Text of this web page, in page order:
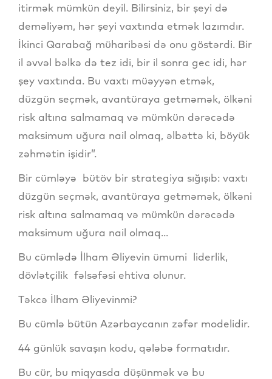
itirmək mümkün deyil. Bilirsiniz, bir şeyi də
deməliyəm, hər şeyi vaxtında etmək lazımdır.
İkinci Qarabağ müharibəsi də onu göstərdi. Bir
il əvvəl bəlkə də tez idi, bir il sonra gec idi, hər
şey vaxtında. Bu vaxtı müəyyən etmək,
düzgün seçmək, avantüraya getməmək, ölkəni
risk altına salmamaq və mümkün dərəcədə
maksimum uğura nail olmaq, əlbəttə ki, böyük
zəhmətin işidir”.
Bir cümləyə bütöv bir strategiya sığışıb: vaxtı
düzgün seçmək, avantüraya getməmək, ölkəni
risk altına salmamaq və mümkün dərəcədə
maksimum uğura nail olmaq...
Bu cümlədə İlham Əliyevin ümumi liderlik,
dövlətçilik fəlsəfəsi ehtiva olunur.
Təkcə İlham Əliyevinmi?
Bu cümlə bütün Azərbaycanın zəfər modelidir.
44 günlük savaşın kodu, qələbə formatıdır.
Bu cür, bu miqyasda düşünmək və bu